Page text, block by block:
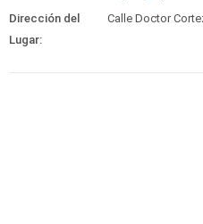
Dirección del
Lugar:
Calle Doctor